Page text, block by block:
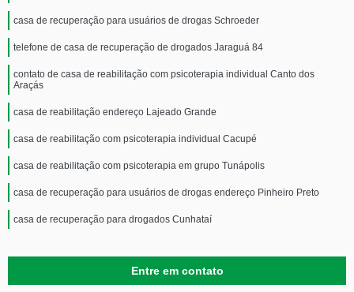
casa de recuperação para usuários de drogas Schroeder
telefone de casa de recuperação de drogados Jaraguá 84
contato de casa de reabilitação com psicoterapia individual Canto dos
Araçás
casa de reabilitação endereço Lajeado Grande
casa de reabilitação com psicoterapia individual Cacupé
casa de reabilitação com psicoterapia em grupo Tunápolis
casa de recuperação para usuários de drogas endereço Pinheiro Preto
casa de recuperação para drogados Cunhataí
Entre em contato